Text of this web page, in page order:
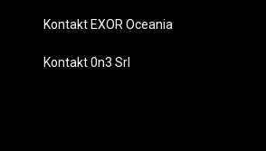
Kontakt EXOR Oceania
Kontakt 0n3 Srl